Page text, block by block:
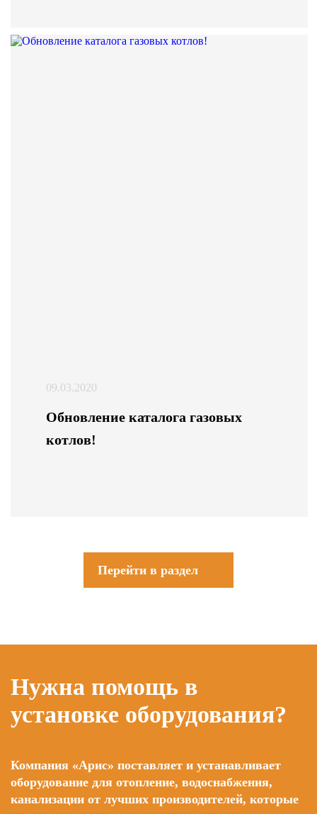
09.03.2020
Обновление каталога газовых
котлов!
Перейти в раздел
Нужна помощь в
установке оборудования?
Компания «Арис» поставляет и устанавливает
оборудование для отопление, водоснабжения,
канализации от лучших производителей, которые